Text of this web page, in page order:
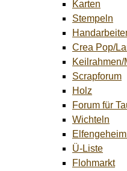
Karten
Stempeln
Crea Pop/
Keilrahmen/
Scrapforum
Holz
Forum für
Wichteln
Ü-Liste
Flohmarkt